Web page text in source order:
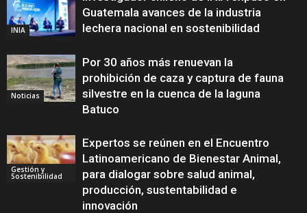
INIA
Guatemala avances de la industria
lechera nacional en sostenibilidad
Noticias
Por 30 años más renuevan la
prohibición de caza y captura de fauna
silvestre en la cuenca de la laguna
Batuco
Gestión y
Sostenibilidad
Expertos se reúnen en el Encuentro
Latinoamericano de Bienestar Animal,
para dialogar sobre salud animal,
producción, sustentabilidad e
innovación